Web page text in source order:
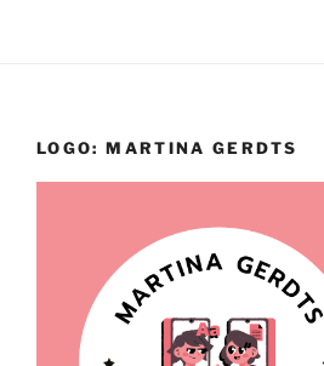
LOGO: MARTINA GERDTS